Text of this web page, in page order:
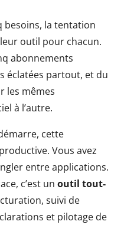
besoins, la tentation
outil pour chacun.
abonnements
éclatées partout, et du
les mêmes
à l’autre.
cette
Vous avez
entre applications.
c’est un outil tout-
suivi de
et pilotage de